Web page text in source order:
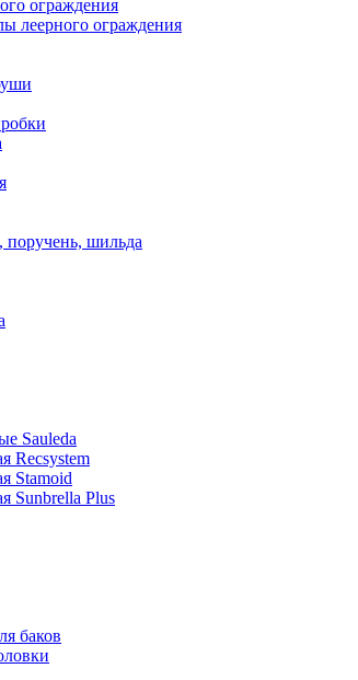
ограждения
леерного ограждения
шильда
Sauleda
Recsystem
Stamoid
Sunbrella Plus
баков